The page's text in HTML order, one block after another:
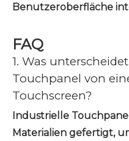
Benutzeroberfläche
FAQ
1. Was
Touchpanel von
Touchscreen?
Industrielle
Materialien gefertigt,